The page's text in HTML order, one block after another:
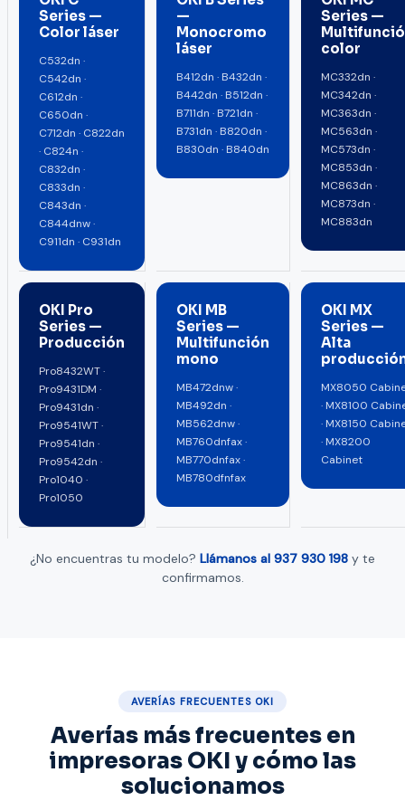
Series —
Color láser
C532dn ·
C542dn ·
C612dn ·
C650dn ·
C712dn · C822dn
· C824n ·
C832dn ·
C833dn ·
C843dn ·
C844dnw ·
C911dn · C931dn
—
Monocromo
láser
B412dn · B432dn ·
B442dn · B512dn ·
B711dn · B721dn ·
B731dn · B820dn ·
B830dn · B840dn
Series —
color
MC332dn ·
MC342dn ·
MC363dn ·
MC563dn ·
MC573dn ·
MC853dn ·
MC863dn ·
MC873dn ·
MC883dn
OKI Pro
Series —
Producción
Pro8432WT ·
Pro9431DM ·
Pro9431dn ·
Pro9541WT ·
Pro9541dn ·
Pro9542dn ·
Pro1040 ·
Pro1050
OKI MB
Series —
Multifunción
mono
MB472dnw ·
MB492dn ·
MB562dnw ·
MB760dnfax ·
MB770dnfax ·
MB780dfnfax
OKI MX
Series —
Alta
MX8050
· MX8100
· MX8150
· MX8200
Cabinet
¿No encuentras tu modelo? Llámanos al 937 930 198 y te
confirmamos.
AVERÍAS FRECUENTES OKI
Averías más frecuentes en
impresoras OKI y cómo las
solucionamos